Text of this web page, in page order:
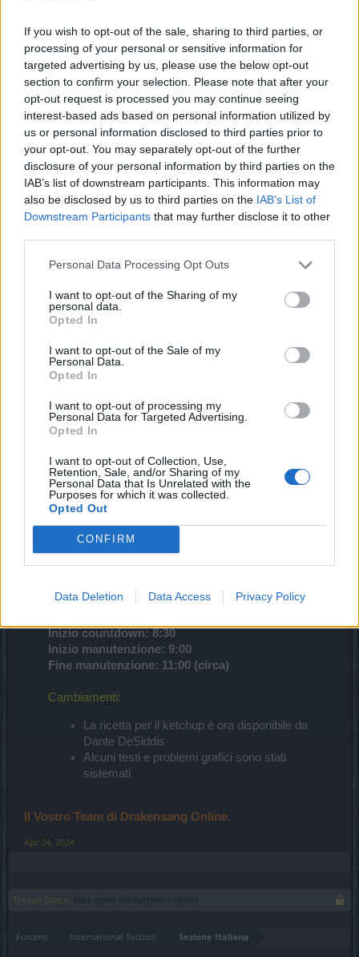
If you wish to opt-out of the sale, sharing to third parties, or
processing of your personal or sensitive information for
targeted advertising by us, please use the below opt-out
section to confirm your selection. Please note that after your
opt-out request is processed you may continue seeing
interest-based ads based on personal information utilized by
us or personal information disclosed to third parties prior to
your opt-out. You may separately opt-out of the further
disclosure of your personal information by third parties on the
IAB’s list of downstream participants. This information may
also be disclosed by us to third parties on the IAB’s List of
Downstream Participants that may further disclose it to other
Personal Data Processing Opt Outs
I want to opt-out of the Sharing of my
personal data.
Opted In
I want to opt-out of the Sale of my
Personal Data.
Opted In
I want to opt-out of processing my
Personal Data for Targeted Advertising.
Opted In
I want to opt-out of Collection, Use,
Retention, Sale, and/or Sharing of my
Personal Data that Is Unrelated with the
Purposes for which it was collected.
Opted Out
CONFIRM
Data Deletion Data Access Privacy Policy
Hokori
Team Leader
Team Drakensang Online
Cari Eroi di Dracania!
A seguito di alcuni lavori di manutenzione al sistema di
gestione account,Giovedì 25 Aprile nonsarà
possibile effettuare l'accesso al gioco dalle 9:00 alle
10:00.
Il tempo stimato è dunque di1 ora, ma tenete in
considerazione che questo periodo di tempo può
Il Vostro Team di Drakensang Online.
Apr 22, 2024
Hokori
Team Leader
Team Drakensang Online
Cari Eroi di Dracania!
nellamattina del 25 Aprileè prevista un'altra
annunciata.
Inizio countdown: 8:30
Inizio manutenzione: 9:00
Fine manutenzione: 11:00 (circa)
Cambiamenti:
La ricetta per il ketchup è ora disponibile da
Dante DeSiddis
Alcuni testi e problemi grafici sono stati
sistemati
Il Vostro Team di Drakensang Online.
Apr 24, 2024
Thread Status:
Forums International Section Sezione Italiana